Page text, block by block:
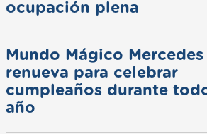
ocupación plena
Mundo Mágico Mercedes
renueva para celebrar
cumpleaños durante
año